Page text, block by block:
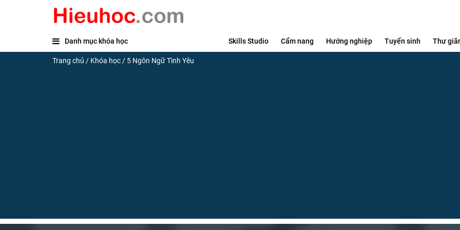
Danh mục khóa học Skills Studio Cẩm nang Hướng nghiệp Tuyển sinh Thư
Trang chủ / Khóa học / 5 Ngôn Ngữ Tình Yêu